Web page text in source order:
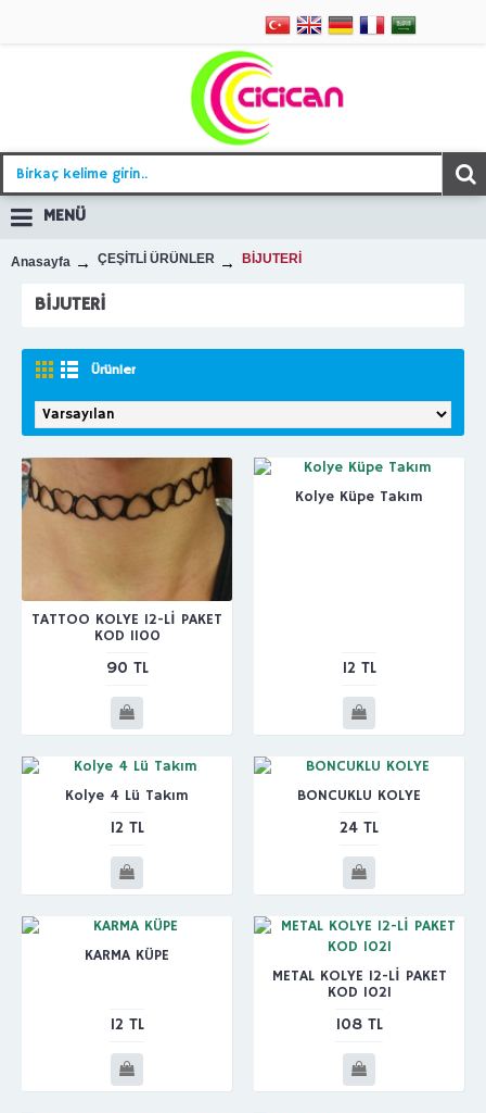
MENÜ
Anasayfa ÇEŞİTLİ ÜRÜNLER BİJUTERİ
BİJUTERİ
Ürünler
TATTOO KOLYE 12-Lİ PAKET
KOD 1100
90 TL
Kolye Küpe Takım
12 TL
Kolye 4 Lü Takım
12 TL
BONCUKLU KOLYE
24 TL
KARMA KÜPE
12 TL
METAL KOLYE 12-Lİ PAKET
KOD 1021
108 TL